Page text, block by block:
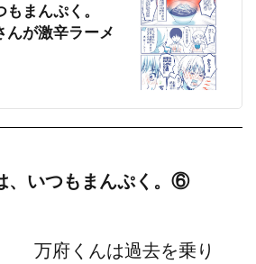
もまんぷく。
んが激辛ラーメ
、いつもまんぷく。⑥
万府くんは過去を乗り